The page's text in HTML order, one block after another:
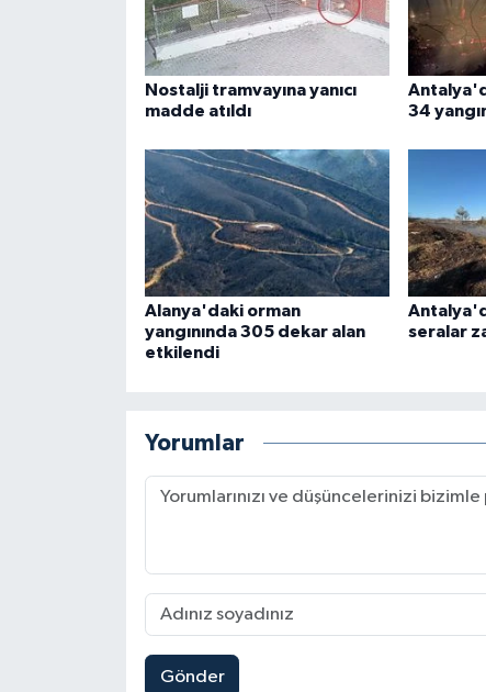
Nostalji tramvayına yanıcı
madde atıldı
34
Alanya'daki orman
yangınında 305 dekar alan
etkilendi
seralar
Yorumlar
Gönder